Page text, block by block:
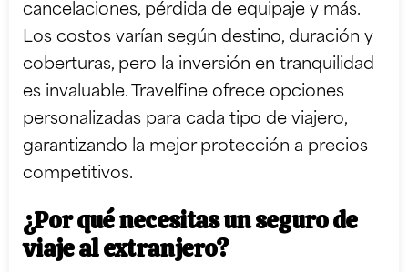
cancelaciones, pérdida de equipaje y más.
Los costos varían según destino, duración y
coberturas, pero la inversión en tranquilidad
es invaluable. Travelfine ofrece opciones
personalizadas para cada tipo de viajero,
garantizando la mejor protección a precios
competitivos.
¿Por qué necesitas un seguro de
viaje al extranjero?